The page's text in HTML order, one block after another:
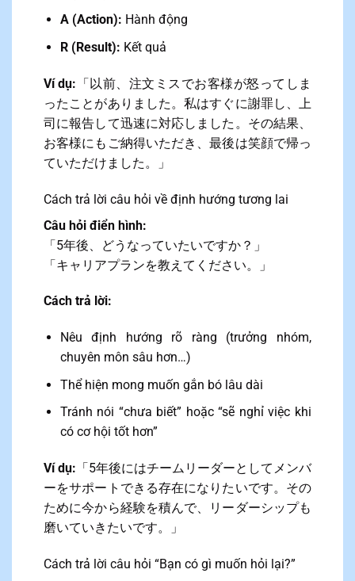
A (Action): Hành động
R (Result): Kết quả
Ví dụ: 「以前、注文ミスでお客様が怒ってしま
ったことがありました。私はすぐに謝罪し、上
司に報告して迅速に対応しました。その結果、
お客様にもご納得いただき、最後は笑顔で帰っ
ていただけました。」
Cách trả lời câu hỏi về định hướng tương lai
Câu hỏi điển hình:
「5年後、どうなっていたいですか？」
「キャリアプランを教えてください。」
Cách trả lời:
Nêu định hướng rõ ràng (trưởng nhóm,
chuyên môn sâu hơn…)
Thể hiện mong muốn gắn bó lâu dài
Tránh nói “chưa biết” hoặc “sẽ nghỉ việc khi
có cơ hội tốt hơn”
Ví dụ: 「5年後にはチームリーダーとしてメンバ
ーをサポートできる存在になりたいです。その
ために今から経験を積んで、リーダーシップも
磨いていきたいです。」
Cách trả lời câu hỏi “Bạn có gì muốn hỏi lại?”